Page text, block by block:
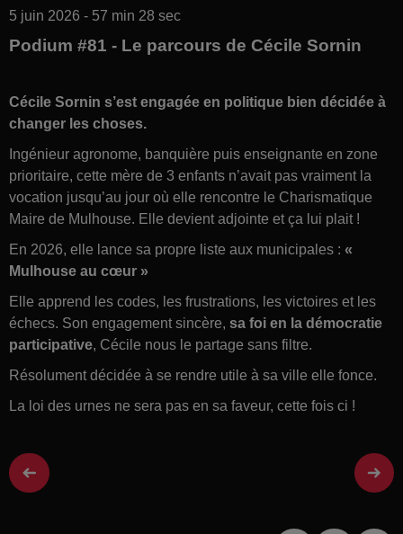
5 juin 2026 - 57 min 28 sec
Podium #81 - Le parcours de Cécile Sornin
Cécile Sornin s’est engagée en politique bien décidée à
changer les choses.
Ingénieur agronome, banquière puis enseignante en zone
prioritaire, cette mère de 3 enfants n’avait pas vraiment la
vocation jusqu’au jour où elle rencontre le Charismatique
Maire de Mulhouse. Elle devient adjointe et ça lui plait !
En 2026, elle lance sa propre liste aux municipales : «
Mulhouse au cœur »
Elle apprend les codes, les frustrations, les victoires et les
échecs. Son engagement sincère, sa foi en la démocratie
participative, Cécile nous le partage sans filtre.
Résolument décidée à se rendre utile à sa ville elle fonce.
La loi des urnes ne sera pas en sa faveur, cette fois ci !